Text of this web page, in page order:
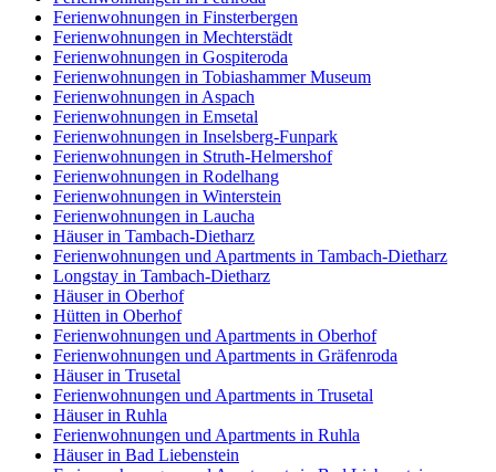
Ferienwohnungen in Finsterbergen
Ferienwohnungen in Mechterstädt
Ferienwohnungen in Gospiteroda
Ferienwohnungen in Tobiashammer Museum
Ferienwohnungen in Aspach
Ferienwohnungen in Emsetal
Ferienwohnungen in Inselsberg-Funpark
Ferienwohnungen in Struth-Helmershof
Ferienwohnungen in Rodelhang
Ferienwohnungen in Winterstein
Ferienwohnungen in Laucha
Häuser in Tambach-Dietharz
Ferienwohnungen und Apartments in Tambach-Dietharz
Longstay in Tambach-Dietharz
Häuser in Oberhof
Hütten in Oberhof
Ferienwohnungen und Apartments in Oberhof
Ferienwohnungen und Apartments in Gräfenroda
Häuser in Trusetal
Ferienwohnungen und Apartments in Trusetal
Häuser in Ruhla
Ferienwohnungen und Apartments in Ruhla
Häuser in Bad Liebenstein